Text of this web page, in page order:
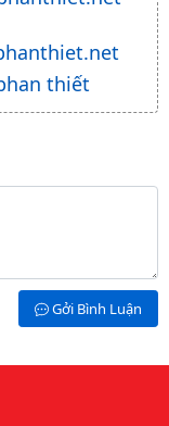
thiết
Gởi Bình Luận